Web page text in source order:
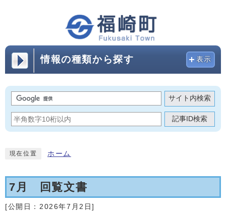
情報の種類から探す 表示
サイト内検索
記事ID検索
現在位置 ホーム
7月 回覧文書
[公開日： 2026年7月2日]